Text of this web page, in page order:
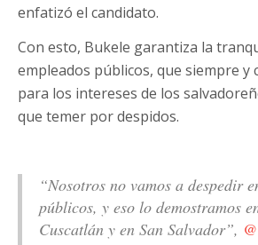
enfatizó el candidato.
Con esto, Bukele garantiza la
empleados públicos, que siempre y
para los intereses de los
que temer por despidos.
“Nosotros no vamos a despedir
públicos, y eso lo demostramos
Cuscatlán y en San Salvador”,